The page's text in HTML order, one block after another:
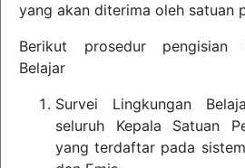
yang akan diterima oleh satuan
Berikut prosedur pengisian
Belajar
Survei Lingkungan
seluruh Kepala Satuan
yang terdaftar pada